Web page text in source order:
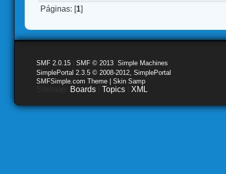
Páginas: [1]
SMF 2.0.15 SMF © 2013 Simple Machines
SimplePortal 2.3.5 © 2008-2012, SimplePortal
SMFSimple.com Theme | Skin Samp
Boards Topics XML